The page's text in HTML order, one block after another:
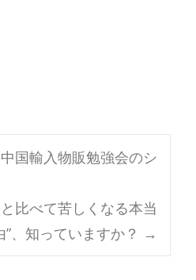
国輸入物販勉強会のシ
と比べて苦しくなる本当
”、知っていますか？ →